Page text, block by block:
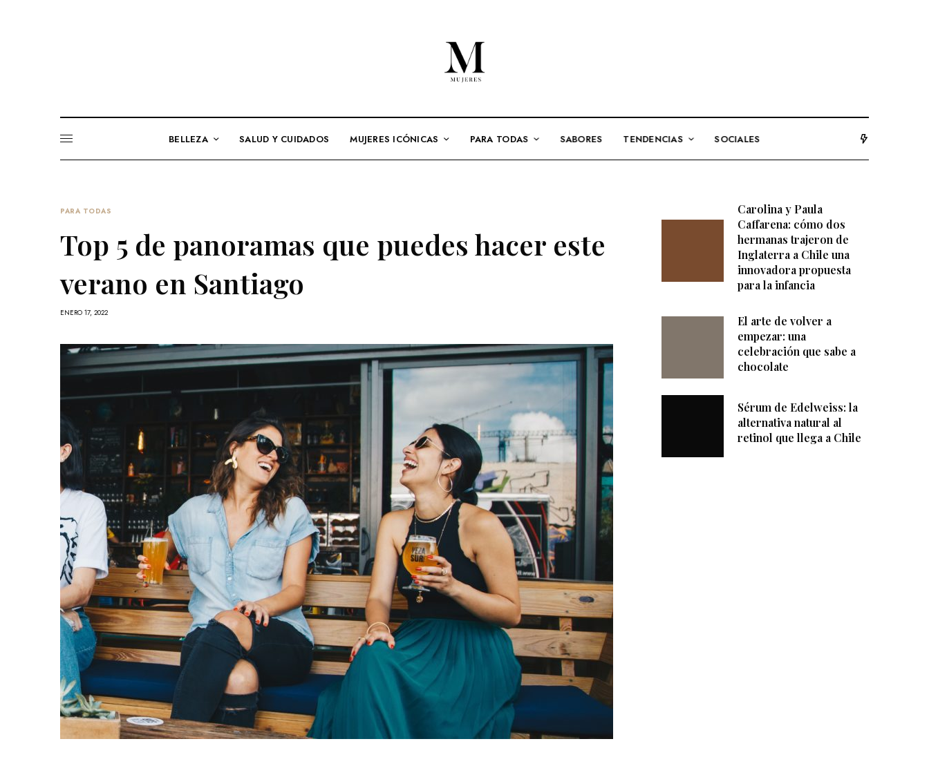
BELLEZA SALUD Y CUIDADOS MUJERES ICÓNICAS PARA TODAS SABORES TENDENCIAS SOCIALES
PARA TODAS
Top 5 de panoramas que puedes hacer este
verano en Santiago
ENERO 17, 2022
Carolina y Paula
Caffarena: cómo dos
hermanas trajeron de
Inglaterra a Chile una
innovadora propuesta
para la infancia
El arte de volver a
empezar: una
celebración que sabe a
chocolate
Sérum de Edelweiss: la
alternativa natural al
retinol que llega a Chile